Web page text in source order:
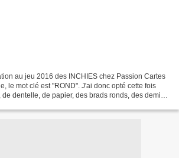
au jeu 2016 des INCHIES chez Passion Cartes
le mot clé est "ROND". J'ai donc opté cette fois
dentelle, de papier, des brads ronds, des demi